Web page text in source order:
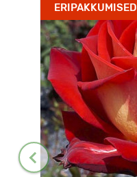
ERIPAKKUMISED